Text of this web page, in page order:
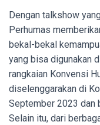
Dengan talkshow
Perhumas
bekal-bekal
yang bisa digunakan
rangkaian Konvensi
diselenggarakan di
September 2023 dan
Selain itu, dari